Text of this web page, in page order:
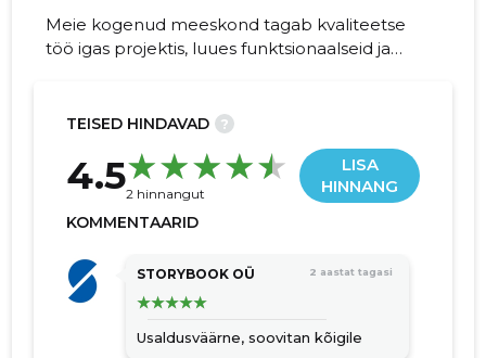
Meie kogenud meeskond tagab kvaliteetse
töö igas projektis, luues funktsionaalseid ja
TEISED HINDAVAD ?
4.52 hinnangut
LISA
HINNANG
KOMMENTAARID
STORYBOOK OÜ 2 aastat tagasi
Usaldusväärne, soovitan kõigile